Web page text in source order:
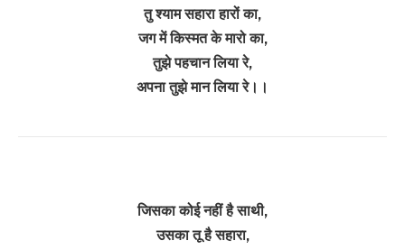
तु श्याम सहारा हारों का,
जग में किस्मत के मारो का,
तुझे पहचान लिया रे,
अपना तुझे मान लिया रे।।
जिसका कोई नहीं है साथी,
उसका तू है सहारा,